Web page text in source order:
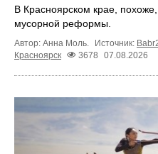
В Красноярском крае,
мусорной реформы.
Автор: Анна Моль. Источник:
Красноярск
3678 07.08.2026